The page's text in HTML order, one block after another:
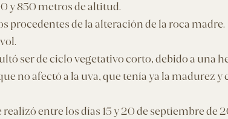
y 850 metros de altitud.
procedentes de la alteración de la roca madre.
ser de ciclo vegetativo corto, debido a una
no afectó a la uva, que tenía ya la madurez y
realizó entre los días 15 y 20 de septiembre de